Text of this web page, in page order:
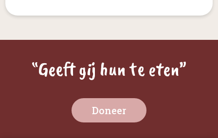
“Geeft gij hun te eten”
Doneer